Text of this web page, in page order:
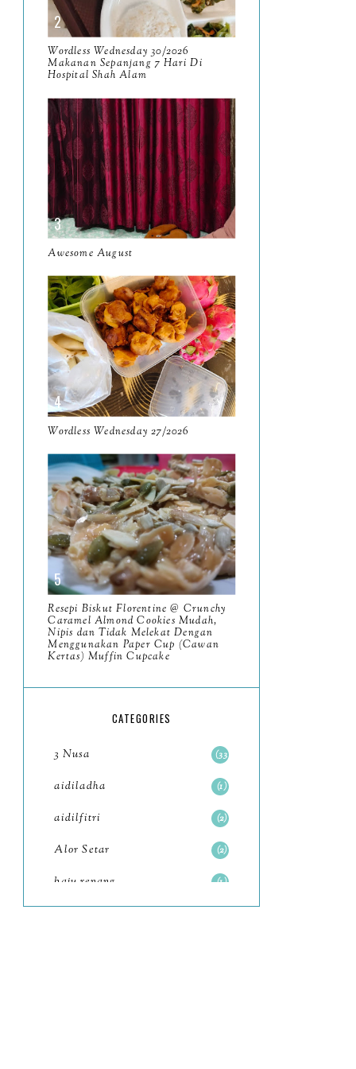
April
March11
February
January 14
2024130
December 19
November 12
October
September13
August9
July12
June
May11
April 13
March11
February9
January6
202393
December 11
November8
October11
Wordless Wednesday 30/2026
Makanan Sepanjang 7 Hari Di
Hospital Shah Alam
Awesome August
Wordless Wednesday 27/2026
Resepi Biskut Florentine @ Crunchy
Caramel Almond Cookies Mudah,
Nipis dan Tidak Melekat Dengan
Menggunakan Paper Cup (Cawan
Kertas) Muffin Cupcake
CATEGORIES
3 Nusa 33
aidiladha 1
aidilfitri 2
Alor Setar 2
baju renang 1